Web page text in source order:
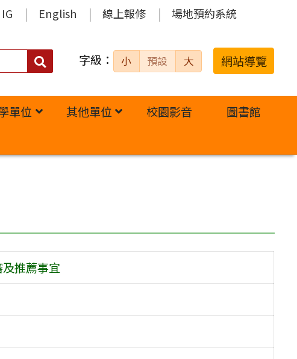
English 線上報修 場地預約系統
搜
字級： 小 預設 大 網站導覽
單位 其他單位 校園影音
圖書館
推薦事宜